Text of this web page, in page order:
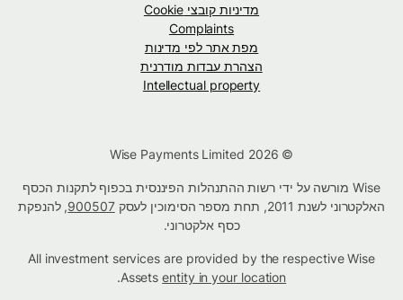
מדיניות קובצי Cookie
Complaints
מפת אתר לפי מדינות
הצהרת עבדות מודרנית
Intellectual property
Wise מורשה על ידי רשות ההתנהלות הפיננסית בכפוף לתקנות הכסף
האלקטרוני לשנת 2011, תחת מספר הסימוכין לעסק
900507, להנפקת
כסף אלקטרוני.
All investment services are provided by the respective Wise
Assetsentity in your location
.